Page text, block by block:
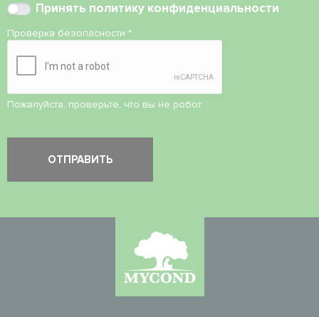
Принять политику конфиденциальности
Проверка безопасности *
Пожалуйста, проверьте, что вы не робот.